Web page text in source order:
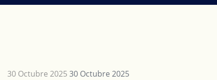
30 Octubre 2025 30 Octubre 2025